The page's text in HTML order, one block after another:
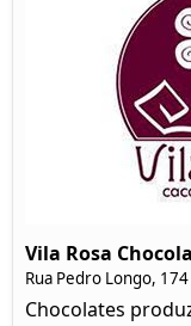
Vila Rosa
Rua Pedro Longo,
Chocolates